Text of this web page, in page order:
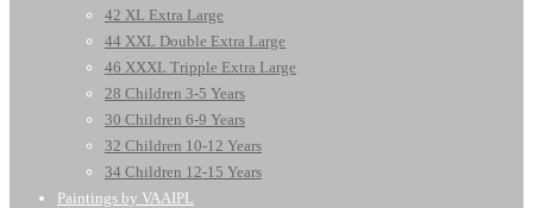
42 XL Extra Large
44 XXL Double Extra Large
46 XXXL Tripple Extra Large
28 Children 3-5 Years
30 Children 6-9 Years
32 Children 10-12 Years
34 Children 12-15 Years
Paintings by VAAIPL